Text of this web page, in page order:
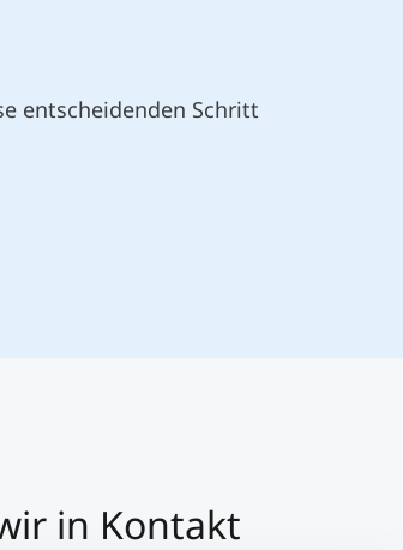
entscheidenden Schritt
in Kontakt